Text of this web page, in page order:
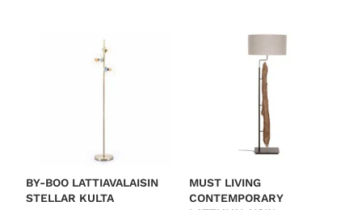
t
e
a
t
e
BY-BOO LATTIAVALAISIN
STELLAR KULTA
MUST LIVING
CONTEMPORARY